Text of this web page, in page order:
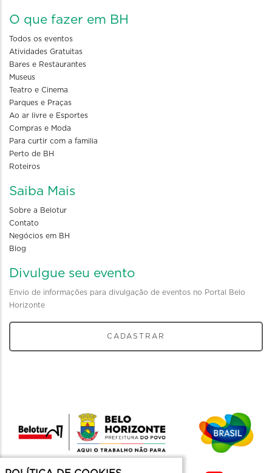
O que fazer em BH
Todos os eventos
Atividades Gratuitas
Bares e Restaurantes
Museus
Teatro e Cinema
Parques e Praças
Ao ar livre e Esportes
Compras e Moda
Para curtir com a familia
Perto de BH
Roteiros
Saiba Mais
Sobre a Belotur
Contato
Negócios em BH
Blog
Divulgue seu evento
Envio de informações para divulgação de eventos no Portal Belo
Horizonte
CADASTRAR